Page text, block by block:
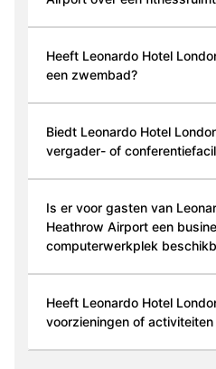
Heeft Leonardo Hotel
een zwembad?
Biedt Leonardo Hotel
vergader- of
Is er voor gasten van
Heathrow Airport een
computerwerkplek
Heeft Leonardo Hotel
voorzieningen of